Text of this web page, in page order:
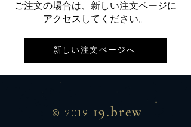
ご注文の場合は、新しい注文ページに
アクセスしてください。
新しい注文ページへ
© 2019 19.brew